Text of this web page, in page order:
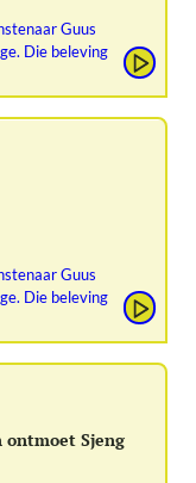
Guus
Die beleving
Guus
Die beleving
ontmoet Sjeng